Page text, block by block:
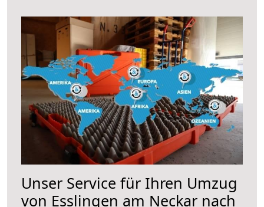
Unser Service für Ihren Umzug
von Esslingen am Neckar nach